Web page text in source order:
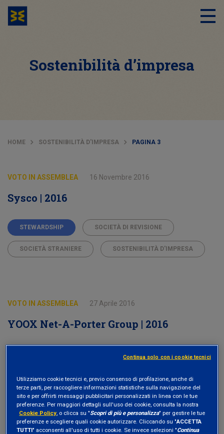
Sostenibilità d’impresa
HOME SOSTENIBILITÀ D'IMPRESA PAGINA 3
VOTO IN ASSEMBLEA 16 Novembre 2016
Sysco | 2016
STEWARDSHIP SOCIETÀ DI REVISIONE
SOCIETÀ STRANIERE SOSTENIBILITÀ D'IMPRESA
VOTO IN ASSEMBLEA 27 Aprile 2016
YOOX Net-A-Porter Group | 2016
BILANCIO DI SOSTENIBILITÀ
COUNTRY BY COUNTRY TAX REPORT
POLITICA DI REMUNERAZIONE SOCIETÀ ITALIANE
Utilizziamo cookie tecnici e, previo consenso di profilazione, anche di
terze parti, per raccogliere informazioni statistiche sulla navigazione del
sito e per offrirti messaggi pubblicitari personalizzati in linea con le tue
preferenze. Per maggiori dettagli sull'uso dei cookie, consulta la nostra
Cookie Policy , o clicca su "Scopri di più e personalizza" per gestire le tue
preferenze e scegliere quali cookie autorizzare. Cliccando su "ACCETTA
TUTTI" acconsenti all'uso di tutti i cookie. Se invece selezioni "Continua
Continua solo con i cookie tecnici